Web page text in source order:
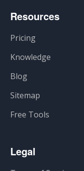
Resources
Pricing
Knowledge
Blog
Sitemap
Free Tools
Legal